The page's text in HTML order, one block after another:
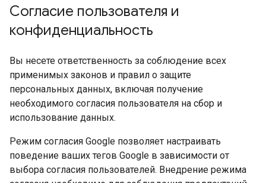
Согласие пользователя и
конфиденциальность
Вы несете ответственность за соблюдение всех
применимых законов и правил о защите
персональных данных, включая получение
необходимого согласия пользователя на сбор и
использование данных.
Режим согласия Google позволяет настраивать
поведение ваших тегов Google в зависимости от
выбора согласия пользователей. Внедрение режима